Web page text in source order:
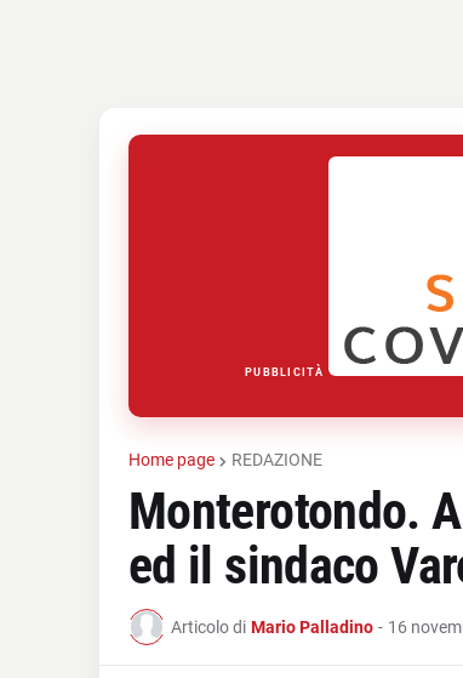
PUBBLICITÀ
Home page REDAZIONE
Monterotondo.
ed il sindaco
Articolo di Mario Palladino - 16